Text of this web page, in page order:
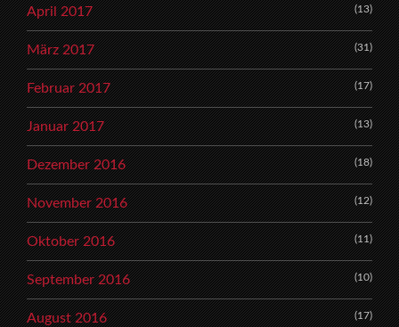
April 2017 (13)
März 2017 (31)
Februar 2017 (17)
Januar 2017 (13)
Dezember 2016 (18)
November 2016 (12)
Oktober 2016 (11)
September 2016 (10)
August 2016 (17)